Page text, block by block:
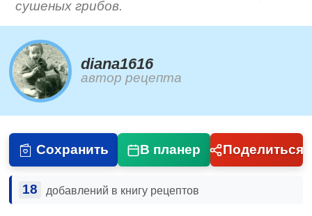
сушеных грибов.
diana1616
автор рецепта
Сохранить В планер Поделиться
18 добавлений в книгу рецептов